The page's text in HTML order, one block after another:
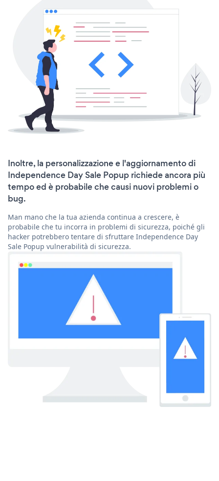
Inoltre, la personalizzazione e l'aggiornamento di
Independence Day Sale Popup richiede ancora più
tempo ed è probabile che causi nuovi problemi o
bug.
Man mano che la tua azienda continua a crescere, è
probabile che tu incorra in problemi di sicurezza, poiché gli
hacker potrebbero tentare di sfruttare Independence Day
Sale Popup vulnerabilità di sicurezza.